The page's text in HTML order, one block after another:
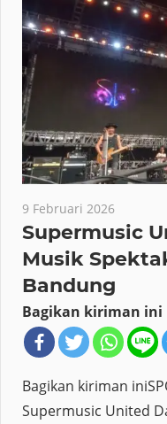
9 Februari 2026
Supermusic
Musik
Bandung
Bagikan kiriman ini
Bagikan kiriman
Supermusic United